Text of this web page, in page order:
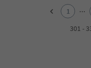
1 ...
301 -